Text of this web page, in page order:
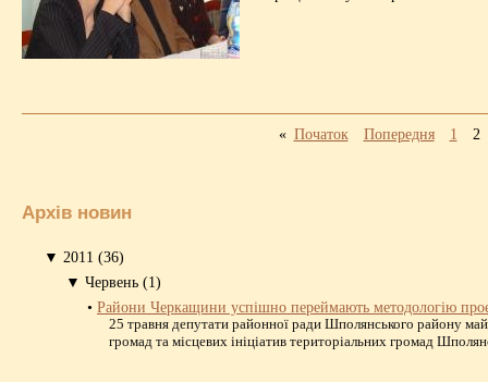
« Початок Попередня 1 2
Архів новин
▼ 2011 (36)
▼ Червень (1)
• Райони Черкащини успішно переймають методологію
25 травня депутати районної ради Шполянського району
громад та місцевих ініціатив територіальних громад